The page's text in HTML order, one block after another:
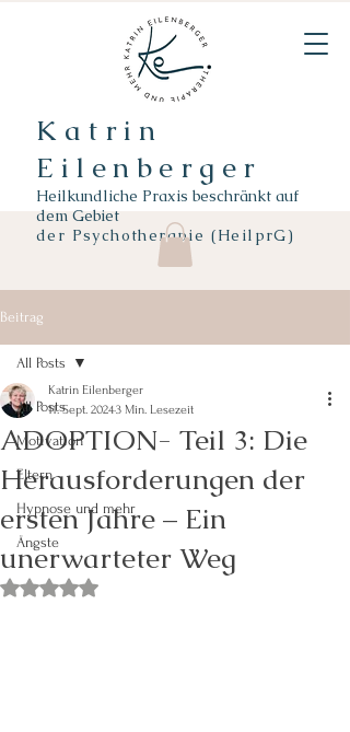
Katrin
Eilenberger
Heilkundliche Praxis beschränkt auf
dem Gebiet
der Psychotherapie (HeilprG)
Beitrag
All Posts
Motivation
Eltern
Hypnose und mehr
Ängste
All Posts
ADOPTION- Teil 3: Die
Herausforderungen der
ersten Jahre – Ein
unerwarteter Weg
Katrin Eilenberger
11. Sept. 20243 Min. Lesezeit
Mit NaN von 5 Sternen bewertet.